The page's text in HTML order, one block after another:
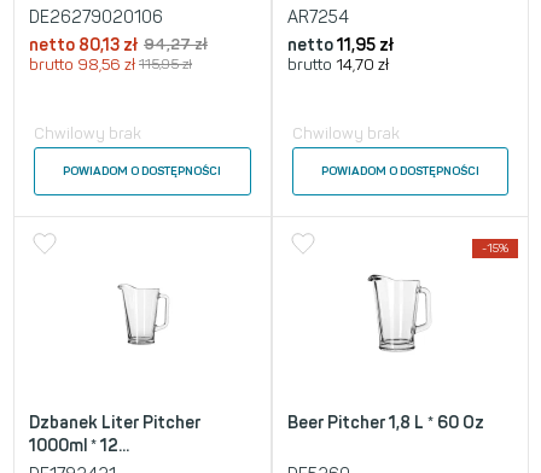
DE26279020106
netto 80,13 zł 94,27zł
brutto 98,56 zł 115,95zł
Chwilowy brak
POWIADOM O DOSTĘPNOŚCI
AR7254
netto 11,95 zł
brutto 14,70 zł
Chwilowy brak
POWIADOM O DOSTĘPNOŚCI
Dzbanek Liter Pitcher
1000ml * 12...
-15%
Beer Pitcher 1,8 L * 60 Oz